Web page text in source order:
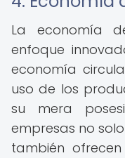
La economía
enfoque
economía
uso de los
su mera
empresas no
también